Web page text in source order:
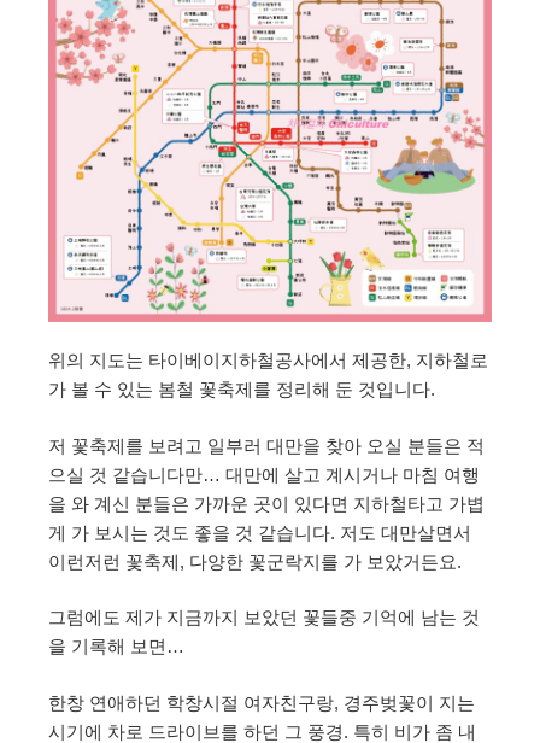
위의 지도는 타이베이지하철공사에서 제공한, 지하철로
가 볼 수 있는 봄철 꽃축제를 정리해 둔 것입니다.
저 꽃축제를 보려고 일부러 대만을 찾아 오실 분들은 적
으실 것 같습니다만… 대만에 살고 계시거나 마침 여행
을 와 계신 분들은 가까운 곳이 있다면 지하철타고 가볍
게 가 보시는 것도 좋을 것 같습니다. 저도 대만살면서
이런저런 꽃축제, 다양한 꽃군락지를 가 보았거든요.
그럼에도 제가 지금까지 보았던 꽃들중 기억에 남는 것
을 기록해 보면…
한창 연애하던 학창시절 여자친구랑, 경주벚꽃이 지는
시기에 차로 드라이브를 하던 그 풍경. 특히 비가 좀 내